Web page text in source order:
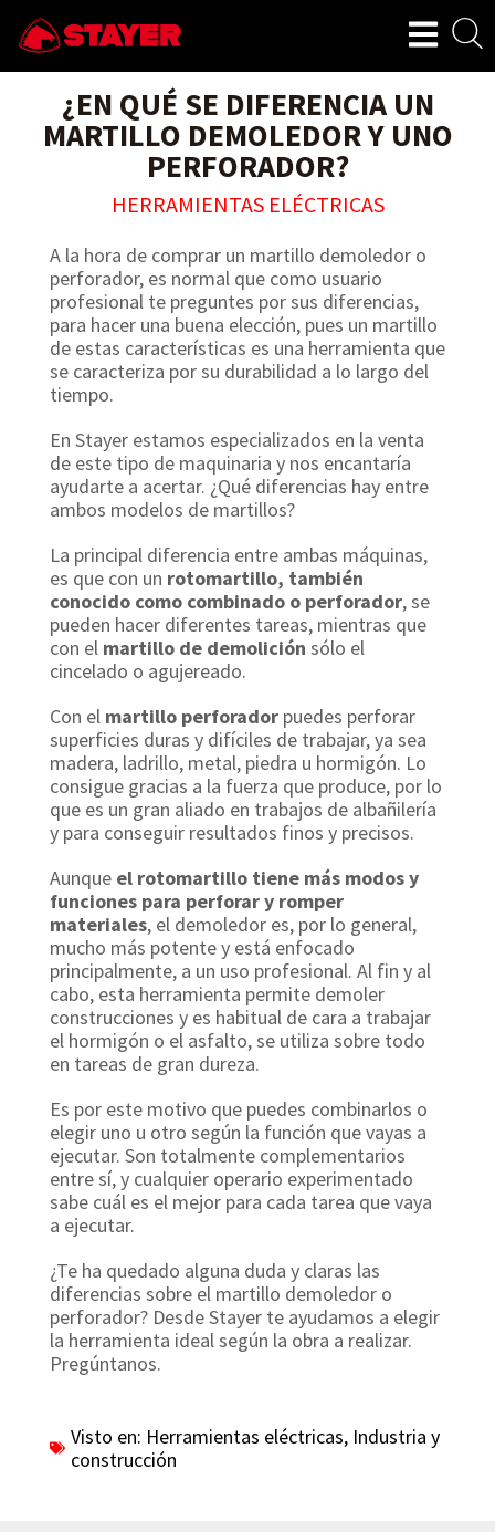
¿EN QUÉ SE DIFERENCIA UN
MARTILLO DEMOLEDOR Y UNO
PERFORADOR?
HERRAMIENTAS ELÉCTRICAS
A la hora de comprar un martillo demoledor o
perforador, es normal que como usuario
profesional te preguntes por sus diferencias,
para hacer una buena elección, pues un martillo
de estas características es una herramienta que
se caracteriza por su durabilidad a lo largo del
tiempo.
En Stayer estamos especializados en la venta
de este tipo de maquinaria y nos encantaría
ayudarte a acertar. ¿Qué diferencias hay entre
ambos modelos de martillos?
La principal diferencia entre ambas máquinas,
es que con un rotomartillo, también
conocido como combinado o perforador, se
pueden hacer diferentes tareas, mientras que
con el martillo de demolición sólo el
cincelado o agujereado.
Con el martillo perforador puedes perforar
superficies duras y difíciles de trabajar, ya sea
madera, ladrillo, metal, piedra u hormigón. Lo
consigue gracias a la fuerza que produce, por lo
que es un gran aliado en trabajos de albañilería
y para conseguir resultados finos y precisos.
Aunque el rotomartillo tiene más modos y
funciones para perforar y romper
materiales, el demoledor es, por lo general,
mucho más potente y está enfocado
principalmente, a un uso profesional. Al fin y al
cabo, esta herramienta permite demoler
construcciones y es habitual de cara a trabajar
el hormigón o el asfalto, se utiliza sobre todo
en tareas de gran dureza.
Es por este motivo que puedes combinarlos o
elegir uno u otro según la función que vayas a
ejecutar. Son totalmente complementarios
entre sí, y cualquier operario experimentado
sabe cuál es el mejor para cada tarea que vaya
a ejecutar.
¿Te ha quedado alguna duda y claras las
diferencias sobre el martillo demoledor o
perforador? Desde Stayer te ayudamos a elegir
la herramienta ideal según la obra a realizar.
Pregúntanos.
Visto en: Herramientas eléctricas, Industria y
construcción